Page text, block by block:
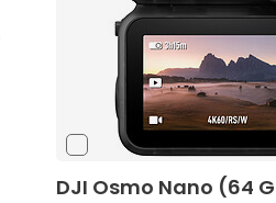
DJI Osmo Nano (64